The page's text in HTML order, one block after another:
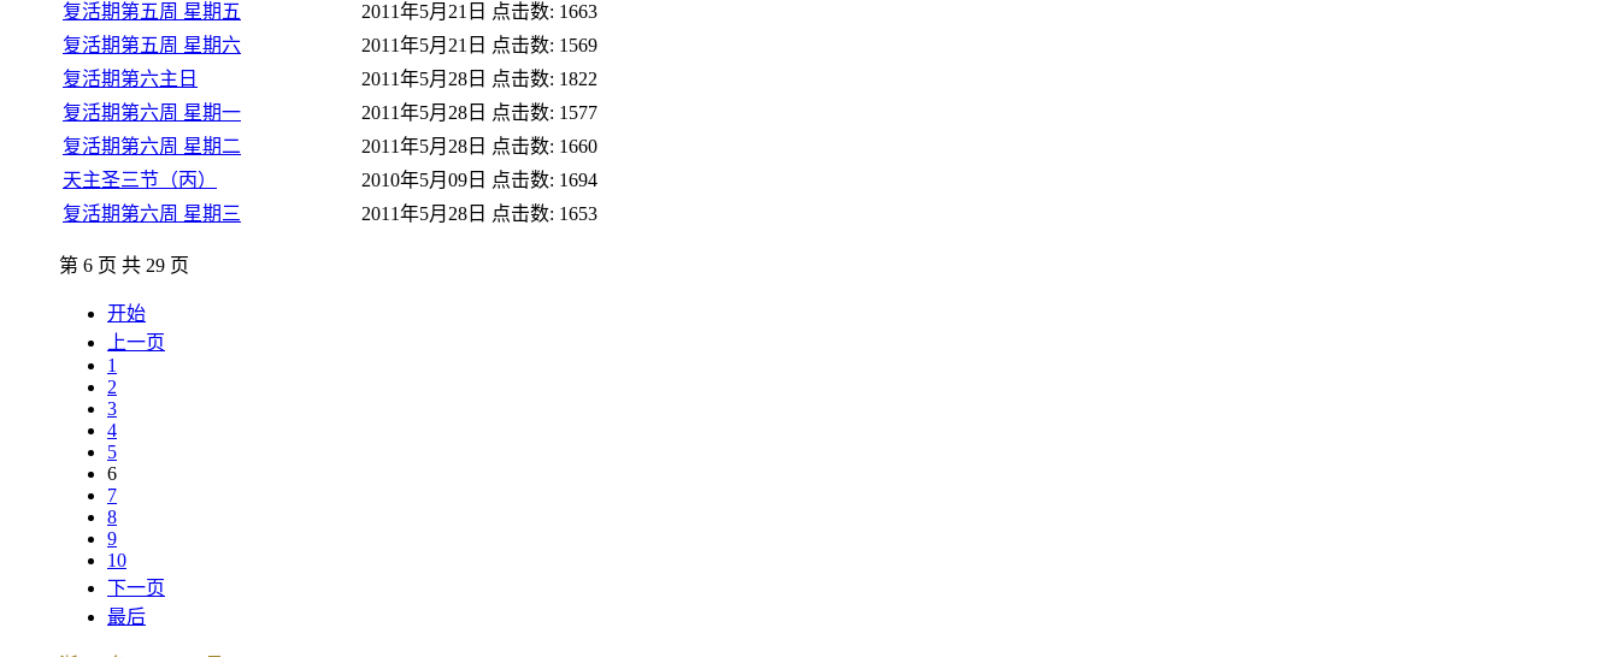
复活期第五周 星期五
2011年5月21日 点击数: 1663
复活期第五周 星期六
2011年5月21日 点击数: 1569
复活期第六主日
2011年5月28日 点击数: 1822
复活期第六周 星期一
2011年5月28日 点击数: 1577
复活期第六周 星期二
2011年5月28日 点击数: 1660
天主圣三节（丙）
2010年5月09日 点击数: 1694
复活期第六周 星期三
2011年5月28日 点击数: 1653
第 6 页 共 29 页
开始
上一页
1
2
3
4
5
6
7
8
9
10
下一页
最后